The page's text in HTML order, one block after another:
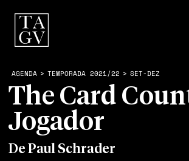
AGENDA > TEMPORADA 2021/22 > SET-DEZ
The Card
Jogador
De Paul Schrader